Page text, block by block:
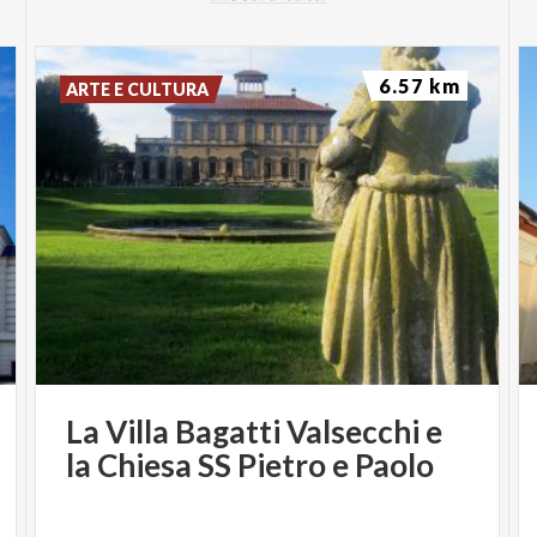
GRUPPI ORGANIZZATI
Ospitiamo Gruppi organizzati e scolareschetutti i
giorni dell'anno, su prenotazione. Per
informazioni su viite guidate e servizi personalizzati
è possibile scrivere una mail
info@fondazioneaugustorancilio.com , oppure
telefonare al numero 02 350 22 17.
APERTURA AL PUBBLICO
DOMENICALE:
LaVilla BagattiValsecchi e
la ChiesaSS Pietroe Paolo
ARTE E CULTURA 6.57 km